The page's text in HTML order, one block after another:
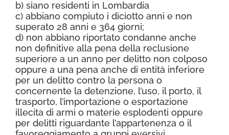
b) siano residenti in Lombardia
c) abbiano compiuto i diciotto anni e non
superato 28 anni e 364 giorni;
d) non abbiano riportato condanne anche
non definitive alla pena della reclusione
superiore a un anno per delitto non colposo
oppure a una pena anche di entità inferiore
per un delitto contro la persona o
concernente la detenzione, l’uso, il porto, il
trasporto, l’importazione o esportazione
illecita di armi o materie esplodenti oppure
per delitti riguardante l’appartenenza o il